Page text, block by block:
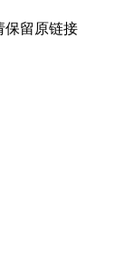
保留原链接